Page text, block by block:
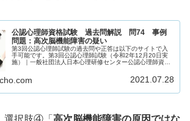
公認心理師資格試験 過去問解説 問74 事例
問題：高次脳機能障害の疑い
第3回公認心理師試験の過去問や正答は以下のサイトで入
手可能です。第3回公認心理師試験（令和2年12月20日実
施）｜一般社団法人日本心理研修センター公認心理師資格
2021.07.28